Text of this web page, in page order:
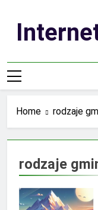
content
Home rodzaje
rodzaje